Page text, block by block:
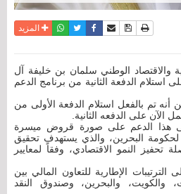
نسخة للطباعة
حفظ الموضوع
أرسل الى صديق
فيسبوكتويترواتسابالمزيد
والاقتصاد الوطني سلمان بن خليفة آل
استلام الدفعة الثانية من برنامج الدعم
تم بالفعل استلام الدفعة الأولى من
الآن على الدفعه الثانية.
هذا الدعم على صورة قروض ميسرة
لحكومة البحرين، والذي يستهدف تحقيق
تحفيز النمو الاقتصادي، وفقاً لمعايير
الإطارية للتعاون المالي بين
والكويت، والبحرين، وصندوق النقد